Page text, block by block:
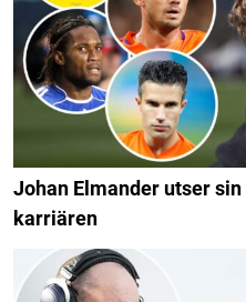
Johan Elmander utser
karriären